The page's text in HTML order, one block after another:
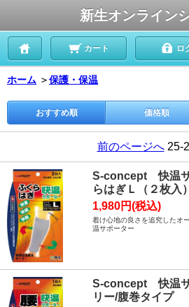
新生オンライン
カート ロ
ホーム ＞保護・保温
おすすめ順 価格順
前のページへ25-
S-concept 快温
らはぎＬ（２枚入
1,980円(税込)
着け心地の良さを追究したオ
温サポーター
S-concept 快温
リー/腹巻タイプ